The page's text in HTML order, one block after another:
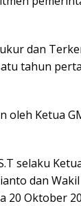
dan
tahun
oleh Ketua
selaku
dan
20 Oktober